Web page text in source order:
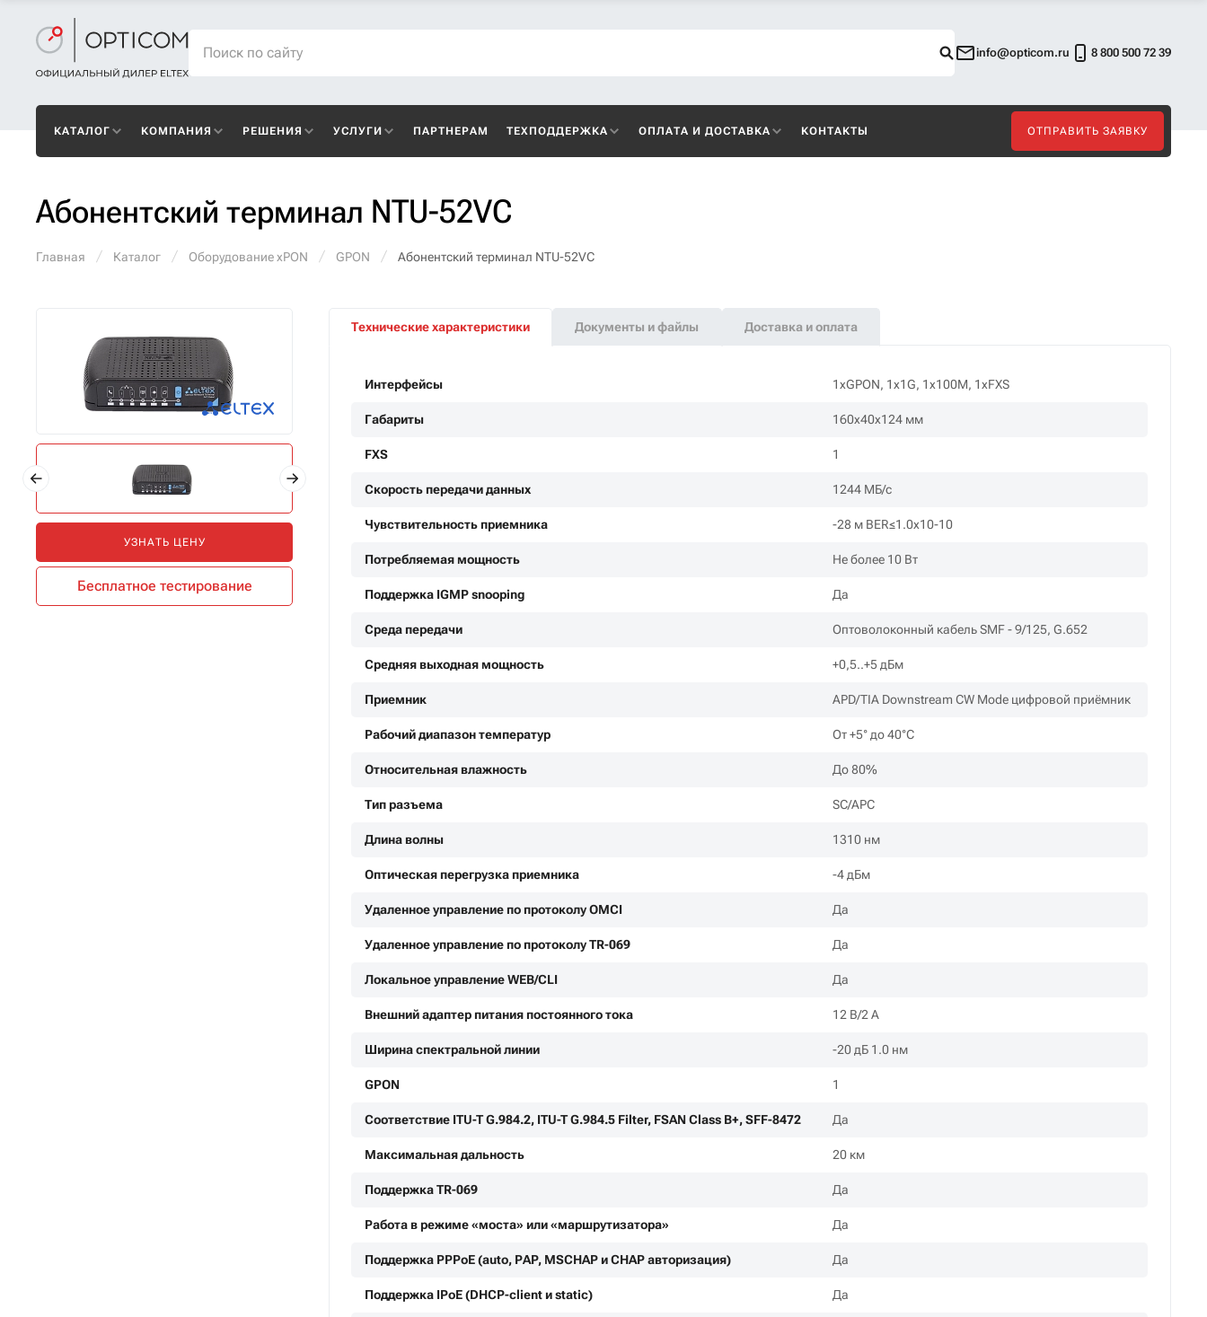
info@opticom.ru 8 800 500 72 39
КАТАЛОГ КОМПАНИЯ РЕШЕНИЯ УСЛУГИ ПАРТНЕРАМ ТЕХПОДДЕРЖКА ОПЛАТА И ДОСТАВКА КОНТАКТЫ ОТПРАВИТЬ ЗАЯВКУ
Абонентский терминал NTU-52VC
Главная Каталог Оборудование xPON GPON Абонентский терминал NTU-52VC
УЗНАТЬ ЦЕНУ
Бесплатное тестирование
Технические характеристики Документы и файлы Доставка и оплата
Интерфейсы 1xGPON, 1x1G, 1x100M, 1xFXS
Габариты 160х40х124 мм
FXS 1
Скорость передачи данных 1244 МБ/с
Чувствительность приемника -28 м BER≤1.0x10-10
Потребляемая мощность Не более 10 Вт
Поддержка IGMP snooping Да
Среда передачи Оптоволоконный кабель SMF - 9/125, G.652
Средняя выходная мощность +0,5..+5 дБм
Приемник APD/TIA Downstream CW Mode цифровой приёмник
Рабочий диапазон температур От +5° до 40°C
Относительная влажность До 80%
Тип разъема SC/APC
Длина волны 1310 нм
Оптическая перегрузка приемника -4 дБм
Удаленное управление по протоколу OMCI Да
Удаленное управление по протоколу TR-069 Да
Локальное управление WEB/CLI Да
Внешний адаптер питания постоянного тока 12 B/2 А
Ширина спектральной линии -20 дБ 1.0 нм
GPON 1
Соответствие ITU-T G.984.2, ITU-T G.984.5 Filter, FSAN Class B+, SFF-8472 Да
Максимальная дальность 20 км
Поддержка TR-069 Да
Работа в режиме «моста» или «маршрутизатора» Да
Поддержка PPPoE (auto, PAP, MSCHAP и CHAP авторизация) Да
Поддержка IPoE (DHCP-client и static) Да